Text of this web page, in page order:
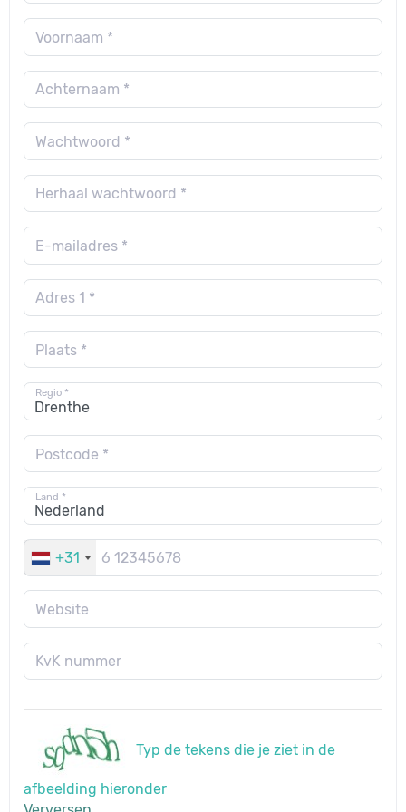
Voornaam *
Achternaam *
Wachtwoord *
Herhaal wachtwoord *
E-mailadres *
Adres 1 *
Plaats *
Regio *
Postcode *
Land *
+31
Website
KvK nummer
Typ de tekens die je ziet in de
afbeelding hieronder